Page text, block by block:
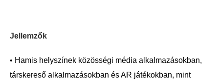
Jellemzők
• Hamis helyszínek közösségi média alkalmazásokban,
társkereső alkalmazásokban és AR játékokban, mint